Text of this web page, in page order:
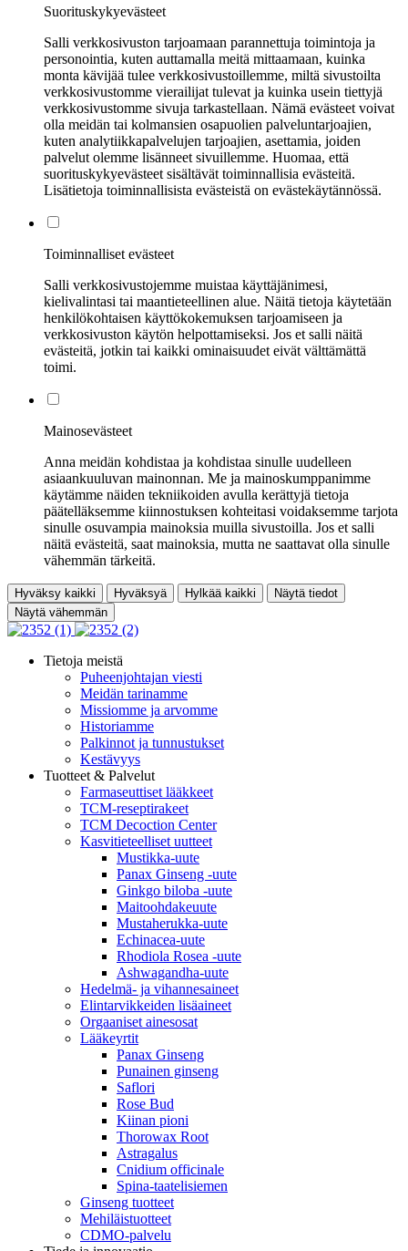
Suorituskykyevästeet
Salli verkkosivuston tarjoamaan parannettuja toimintoja ja
personointia, kuten auttamalla meitä mittaamaan, kuinka
monta kävijää tulee verkkosivustoillemme, miltä sivustoilta
verkkosivustomme vierailijat tulevat ja kuinka usein tiettyjä
verkkosivustomme sivuja tarkastellaan. Nämä evästeet voivat
olla meidän tai kolmansien osapuolien palveluntarjoajien,
kuten analytiikkapalvelujen tarjoajien, asettamia, joiden
palvelut olemme lisänneet sivuillemme. Huomaa, että
suorituskykyevästeet sisältävät toiminnallisia evästeitä.
Lisätietoja toiminnallisista evästeistä on evästekäytännössä.
Toiminnalliset evästeet
Salli verkkosivustojemme muistaa käyttäjänimesi,
kielivalintasi tai maantieteellinen alue. Näitä tietoja käytetään
henkilökohtaisen käyttökokemuksen tarjoamiseen ja
verkkosivuston käytön helpottamiseksi. Jos et salli näitä
evästeitä, jotkin tai kaikki ominaisuudet eivät välttämättä
toimi.
Mainosevästeet
Anna meidän kohdistaa ja kohdistaa sinulle uudelleen
asiaankuuluvan mainonnan. Me ja mainoskumppanimme
käytämme näiden tekniikoiden avulla kerättyjä tietoja
päätelläksemme kiinnostuksen kohteitasi voidaksemme tarjota
sinulle osuvampia mainoksia muilla sivustoilla. Jos et salli
näitä evästeitä, saat mainoksia, mutta ne saattavat olla sinulle
vähemmän tärkeitä.
Hyväksy kaikki Hyväksyä Hylkää kaikki
Näytä tiedot
Näytä vähemmän
Tietoja meistä
Puheenjohtajan viesti
Meidän tarinamme
Missiomme ja arvomme
Historiamme
Palkinnot ja tunnustukset
Kestävyys
Tuotteet & Palvelut
Farmaseuttiset lääkkeet
TCM-reseptirakeet
TCM Decoction Center
Kasvitieteelliset uutteet
Mustikka-uute
Panax Ginseng -uute
Ginkgo biloba -uute
Maitoohdakeuute
Mustaherukka-uute
Echinacea-uute
Rhodiola Rosea -uute
Ashwagandha-uute
Hedelmä- ja vihannesaineet
Elintarvikkeiden lisäaineet
Orgaaniset ainesosat
Lääkeyrtit
Panax Ginseng
Punainen ginseng
Saflori
Rose Bud
Kiinan pioni
Thorowax Root
Astragalus
Cnidium officinale
Spina-taatelisiemen
Ginseng tuotteet
Mehiläistuotteet
CDMO-palvelu